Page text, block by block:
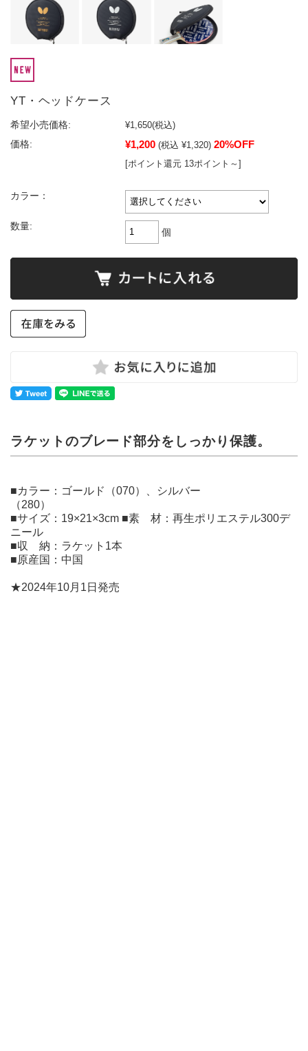
YT・ヘッドケース
希望小売価格: ¥1,650(税込)
価格:
¥1,200 (税込 ¥1,320) 20%OFF
[ポイント還元 13ポイント～]
カラー：
数量:
個
ラケットのブレード部分をしっかり保護。
■カラー：ゴールド（070）、シルバー
（280）
■サイズ：19×21×3cm ■素 材：再生ポリエステル300デ
ニール
■収 納：ラケット1本
■原産国：中国
★2024年10月1日発売